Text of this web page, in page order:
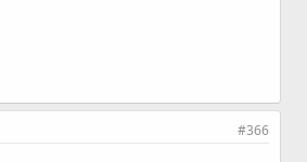
#366